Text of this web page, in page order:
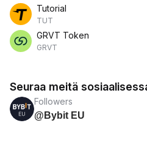
Tutorial
TUT
GRVT Token
GRVT
Seuraa meitä
Followers
@Bybit EU